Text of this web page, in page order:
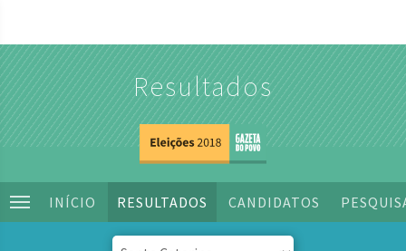
Resultados
INÍCIO RESULTADOS CANDIDATOS